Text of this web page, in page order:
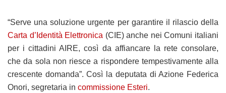
“Serve una soluzione urgente per garantire il rilascio della
Carta d’Identità Elettronica (CIE) anche nei Comuni italiani
per i cittadini AIRE, così da affiancare la rete consolare,
che da sola non riesce a rispondere tempestivamente alla
crescente domanda”. Così la deputata di Azione Federica
Onori, segretaria in commissione Esteri.